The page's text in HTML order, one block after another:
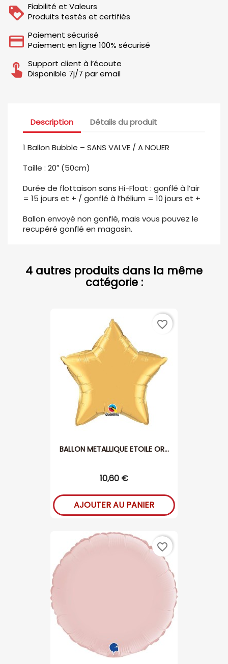
Fiabilité et Valeurs
Produits testés et certifiés
Paiement sécurisé
Paiement en ligne 100% sécurisé
Support client à l’écoute
Disponible 7j/7 par email
Description Détails du produit
1 Ballon Bubble – SANS VALVE / A NOUER
Taille : 20″ (50cm)
Durée de flottaison sans Hi-Float : gonflé à l’air
= 15 jours et + / gonflé à l’hélium = 10 jours et +
Ballon envoyé non gonflé, mais vous pouvez le
recupéré gonflé en magasin.
4 autres produits dans la même
catégorie :
BALLON METALLIQUE ETOILE OR...
10,60 €
AJOUTER AU PANIER
favorite_border
favorite_border